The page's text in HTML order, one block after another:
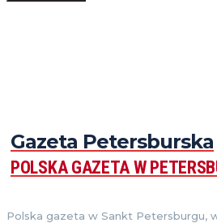
Gazeta Petersburska
POLSKA GAZETA W
Polska gazeta w Sankt Petersburgu,